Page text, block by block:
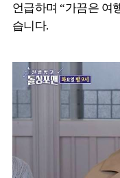
언급하며 “가끔은 여
습니다.